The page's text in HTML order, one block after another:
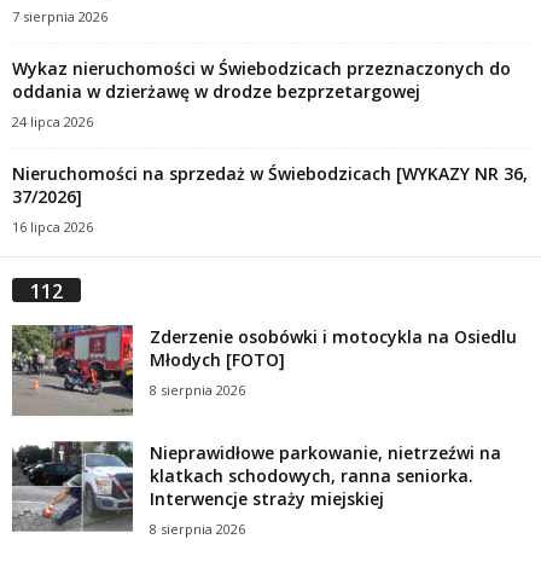
7 sierpnia 2026
Wykaz nieruchomości w Świebodzicach przeznaczonych do
oddania w dzierżawę w drodze bezprzetargowej
24 lipca 2026
Nieruchomości na sprzedaż w Świebodzicach [WYKAZY NR 36,
37/2026]
16 lipca 2026
112
Zderzenie osobówki i motocykla na Osiedlu
Młodych [FOTO]
8 sierpnia 2026
Nieprawidłowe parkowanie, nietrzeźwi na
klatkach schodowych, ranna seniorka.
Interwencje straży miejskiej
8 sierpnia 2026